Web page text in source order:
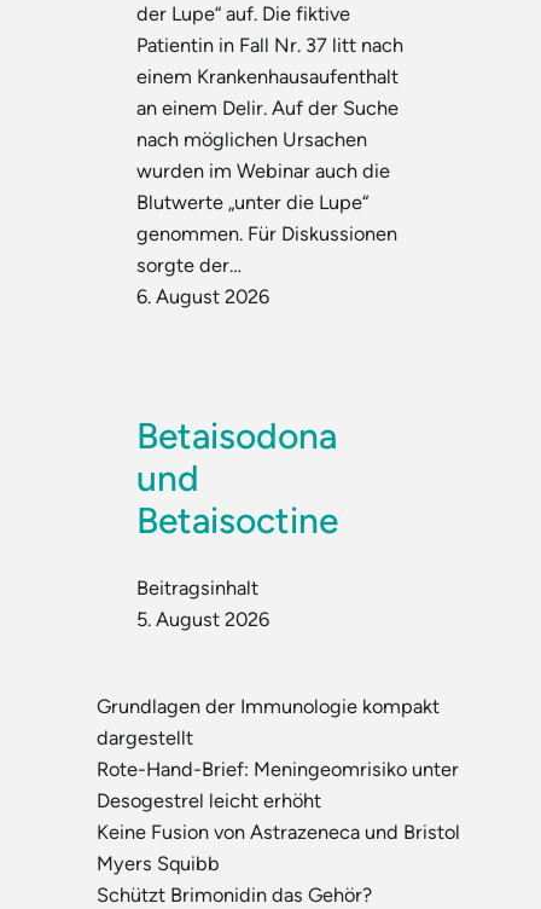
der Lupe“ auf. Die fiktive
Patientin in Fall Nr. 37 litt nach
einem Krankenhausaufenthalt
an einem Delir. Auf der Suche
nach möglichen Ursachen
wurden im Webinar auch die
Blutwerte „unter die Lupe“
genommen. Für Diskussionen
sorgte der…
6. August 2026
Betaisodona
und
Betaisoctine
Beitragsinhalt
5. August 2026
Grundlagen der Immunologie kompakt
dargestellt
Rote-Hand-Brief: Meningeomrisiko unter
Desogestrel leicht erhöht
Keine Fusion von Astrazeneca und Bristol
Myers Squibb
Schützt Brimonidin das Gehör?